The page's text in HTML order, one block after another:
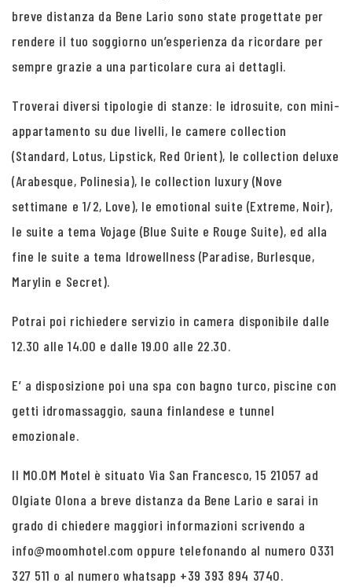
breve distanza da Bene Lario sono state progettate per
rendere il tuo soggiorno un’esperienza da ricordare per
sempre grazie a una particolare cura ai dettagli.
Troverai diversi tipologie di stanze: le idrosuite, con mini-
appartamento su due livelli, le camere collection
(Standard, Lotus, Lipstick, Red Orient), le collection deluxe
(Arabesque, Polinesia), le collection luxury (Nove
settimane e 1/2, Love), le emotional suite (Extreme, Noir),
le suite a tema Vojage (Blue Suite e Rouge Suite), ed alla
fine le suite a tema Idrowellness (Paradise, Burlesque,
Marylin e Secret).
Potrai poi richiedere servizio in camera disponibile dalle
12.30 alle 14.00 e dalle 19.00 alle 22.30.
E’ a disposizione poi una spa con bagno turco, piscine con
getti idromassaggio, sauna finlandese e tunnel
emozionale.
Il MO.OM Motel è situato Via San Francesco, 15 21057 ad
Olgiate Olona a breve distanza da Bene Lario e sarai in
grado di chiedere maggiori informazioni scrivendo a
info@moomhotel.com oppure telefonando al numero 0331
327 511 o al numero whatsapp +39 393 894 3740.